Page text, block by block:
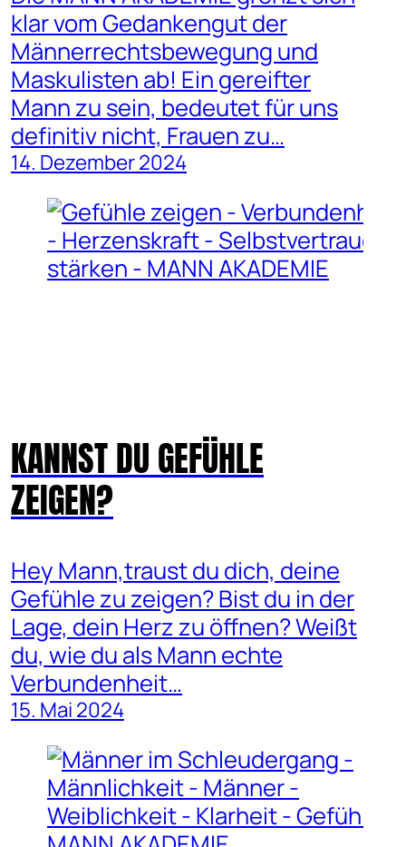
klar vom Gedankengut der
Männerrechtsbewegung und
Maskulisten ab! Ein gereifter
Mann zu sein, bedeutet für uns
definitiv nicht, Frauen zu…
14. Dezember 2024
KANNST DU GEFÜHLE
ZEIGEN?
Hey Mann,traust du dich, deine
Gefühle zu zeigen? Bist du in der
Lage, dein Herz zu öffnen? Weißt
du, wie du als Mann echte
Verbundenheit…
15. Mai 2024